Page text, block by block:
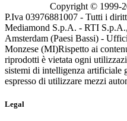
Copyright © 1999-
P.Iva 03976881007 - Tutti i
Mediamond S.p.A. - RTI
Amsterdam (Paesi Bassi) -
Monzese (MI)Rispetto ai
riprodotti è vietata ogni
sistemi di intelligenza artificiale
espresso di utilizzare mezzi
Legal